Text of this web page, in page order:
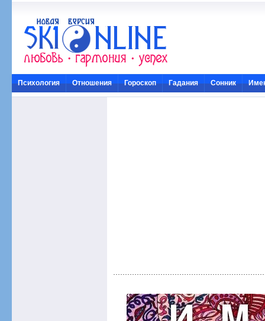
Психология Отношения Гороскоп Гадания Сонник